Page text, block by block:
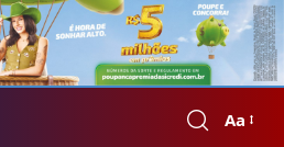
Font
Aa